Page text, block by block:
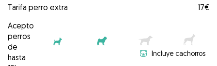
Tarifa perro extra
17€
Acepto
perros
de
hasta
Incluye cachorros